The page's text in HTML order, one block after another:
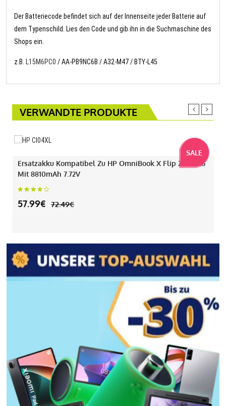
Der Batteriecode befindet sich auf der Innenseite jeder Batterie auf
dem Typenschild. Lies den Code und gib ihn in die Suchmaschine des
Shops ein.
z.B. L15M6PC0 / AA-PB9NC6B / A32-M47 / BTY-L45
VERWANDTE PRODUKTE
SALE
Ersatzakku Kompatibel Zu HP OmniBook X Flip 2-IN-1 16
Mit 8810mAh 7.72V
57.99€ 72.49€